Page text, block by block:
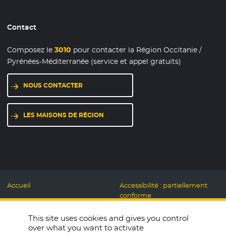
Contact
Composez le3010 pour contacter la Région Occitanie /
Pyrénées-Méditerranée (service et appel gratuits)
NOUS CONTACTER
LES MAISONS DE RÉGION
Accueil
Mentions légales
Données personnelles et
Cookies
Accessibilité : partiellement
conforme
Responsable
This site uses cookies and gives you control
over what you want to activate